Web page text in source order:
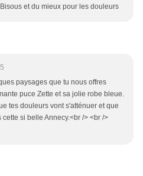
et du mieux pour les douleurs
paysages que tu nous offres
puce Zette et sa jolie robe bleue.
tes douleurs vont s'atténuer et que
si belle Annecy.<br /> <br />